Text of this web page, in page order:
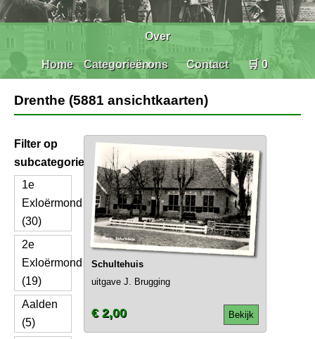
Home Categorieën
Over
ons Contact 🛒 0
Drenthe (5881 ansichtkaarten)
Filter op
subcategorie
1e
Exloërmond
(30)
2e
Exloërmond
(19)
Aalden
(5)
Schultehuis
uitgave J. Brugging
Bekijk
€ 2,00